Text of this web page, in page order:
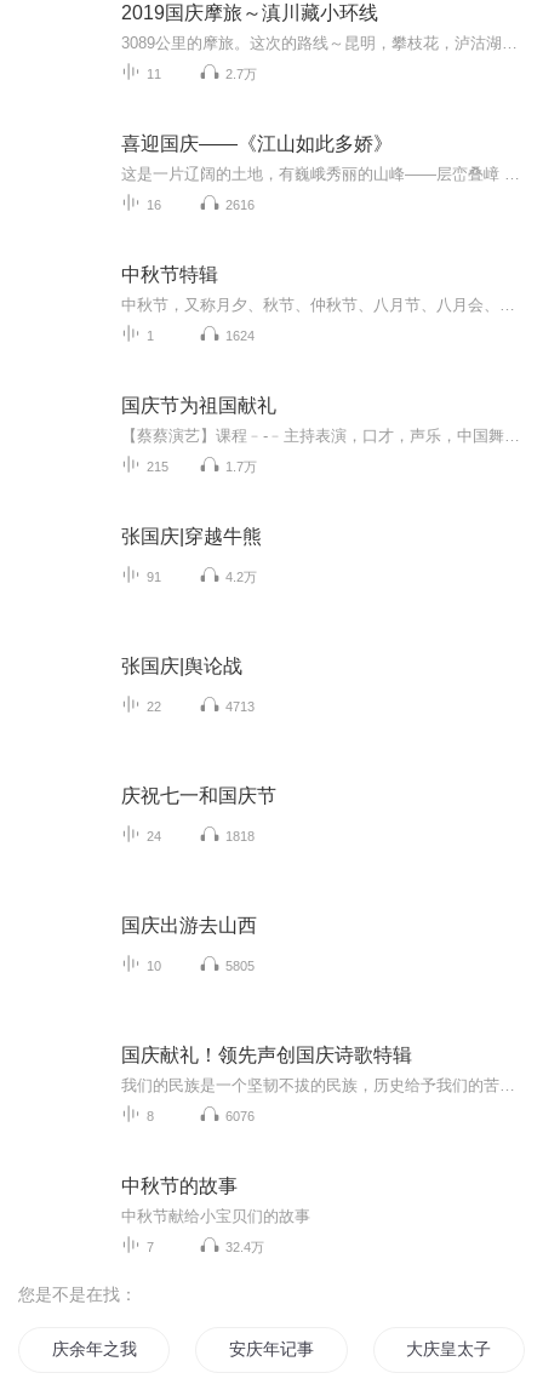
2019国庆摩旅～滇川藏小环线
11 2.7万
喜迎国庆——《江山如此多娇》
16 2616
中秋节特辑
1 1624
国庆节为祖国献礼
215 1.7万
张国庆|穿越牛熊
91 4.2万
张国庆|舆论战
22 4713
庆祝七一和国庆节
24 1818
国庆出游去山西
10 5805
国庆献礼！领先声创国庆诗歌特辑
8 6076
中秋节的故事
中秋节献给小宝贝们的故事
7 32.4万
您是不是在找：
庆余年之我叫王启年 安庆年记事 大庆皇太子